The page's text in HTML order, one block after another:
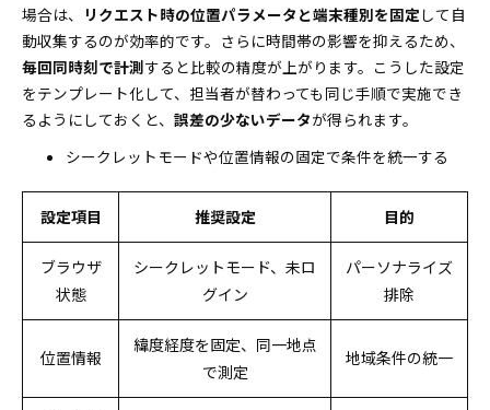
場合は、 リクエスト時の位置パラメータと端末種別を固定して自
動収集するのが効率的です。さらに時間帯の影響を抑えるため、
毎回同時刻で計測すると比較の精度が上がります。こうした設定
をテンプレート化して、担当者が替わっても同じ手順で実施でき
るようにしておくと、 誤差の少ないデータが得られます。
シークレットモードや位置情報の固定で条件を統一する
設定項目 推奨設定 目的
ブラウザ
状態
シークレットモード、未ロ
グイン
パーソナライズ
排除
位置情報
緯度経度を固定、同一地点
で測定
地域条件の統一